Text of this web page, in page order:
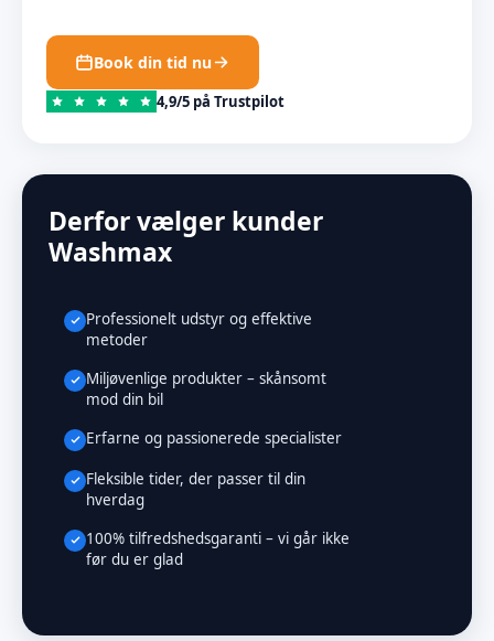
Book din tid nu
4,9/5 på Trustpilot
Derfor vælger kunder
Washmax
Professionelt udstyr og effektive
metoder
Miljøvenlige produkter – skånsomt
mod din bil
Erfarne og passionerede specialister
Fleksible tider, der passer til din
hverdag
100% tilfredshedsgaranti – vi går ikke
før du er glad